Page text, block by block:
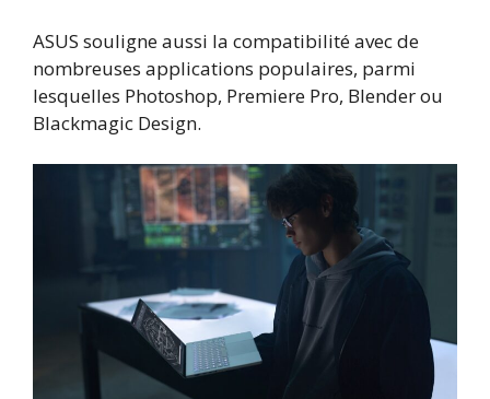
ASUS souligne aussi la compatibilité avec de
nombreuses applications populaires, parmi
lesquelles Photoshop, Premiere Pro, Blender ou
Blackmagic Design.